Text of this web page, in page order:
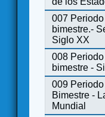
007
bimestre.-
Siglo XX
008
bimestre -
009
Bimestre -
Mundial